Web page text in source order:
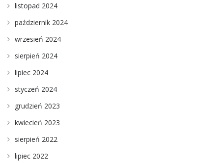
listopad 2024
październik 2024
wrzesień 2024
sierpień 2024
lipiec 2024
styczeń 2024
grudzień 2023
kwiecień 2023
sierpień 2022
lipiec 2022